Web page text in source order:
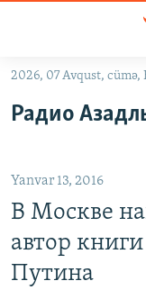
Əsas
qayıt
qayıt
Axtarışa
#İZAHLA
QANUNI DOĞRU
2026, 07 Avqust, cümə,
Радио
Yanvar 13, 2016
В Москве
автор
Путина